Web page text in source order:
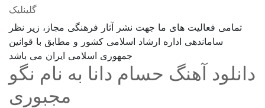
گلینلیک
تمامی فعالیت های ما جهت نشر آثار فرهنگی مجاز، زیر نظر
ساماندهی اداره ارشاد اسلامی کشور و مطابق با قوانین
جمهوری اسلامی ایران می باشد
دانلود آهنگ حسام دانا به نام نگو
مجبوری